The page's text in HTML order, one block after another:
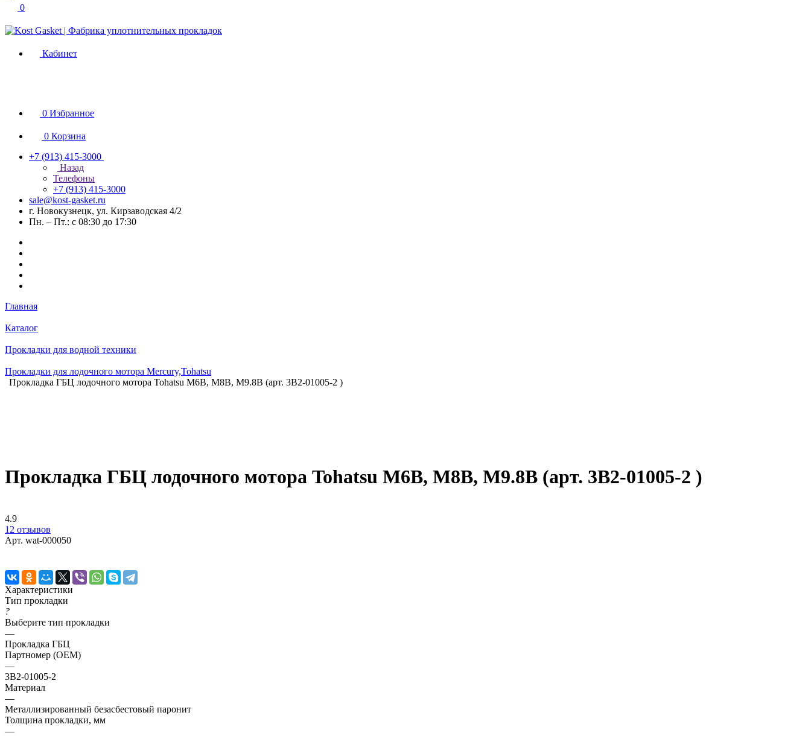
0
Кабинет
0 Избранное
0 Корзина
+7 (913) 415-3000
Назад
Телефоны
+7 (913) 415-3000
sale@kost-gasket.ru
г. Новокузнецк, ул. Кирзаводская 4/2
Пн. – Пт.: с 08:30 до 17:30
Главная
Каталог
Прокладки для водной техники
Прокладки для лодочного мотора Mercury,Tohatsu
Прокладка ГБЦ лодочного мотора Tohatsu M6B, M8B, M9.8B (арт. 3B2-01005-2 )
Прокладка ГБЦ лодочного мотора Tohatsu M6B, M8B, M9.8B (арт. 3B2-01005-2 )
4.9
12 отзывов
Арт. wat-000050
Характеристики
Тип прокладки
?
Выберите тип прокладки
—
Прокладка ГБЦ
Партномер (OEM)
—
3B2-01005-2
Материал
—
Металлизированный безасбестовый паронит
Толщина прокладки, мм
—